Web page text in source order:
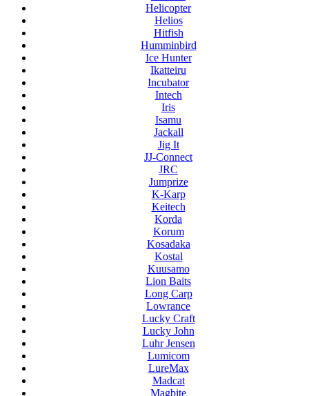
Helicopter
Helios
Hitfish
Humminbird
Ice Hunter
Ikatteiru
Incubator
Intech
Iris
Isamu
Jackall
Jig It
JJ-Connect
JRC
Jumprize
K-Karp
Keitech
Korda
Korum
Kosadaka
Kostal
Kuusamo
Lion Baits
Long Carp
Lowrance
Lucky Craft
Lucky John
Luhr Jensen
Lumicom
LureMax
Madcat
Magbite